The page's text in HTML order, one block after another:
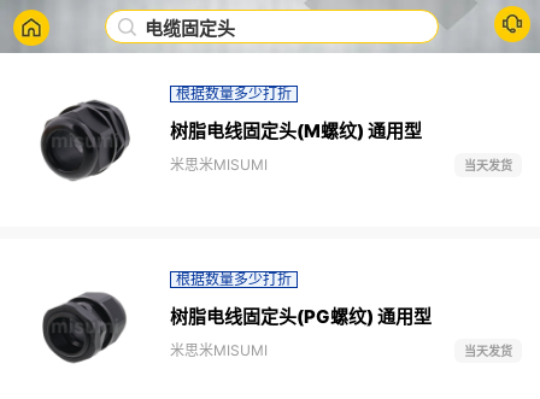
电缆固定头
根据数量多少打折
树脂电线固定头(M螺纹) 通用型
米思米MISUMI 当天发货
根据数量多少打折
树脂电线固定头(PG螺纹) 通用型
米思米MISUMI 当天发货